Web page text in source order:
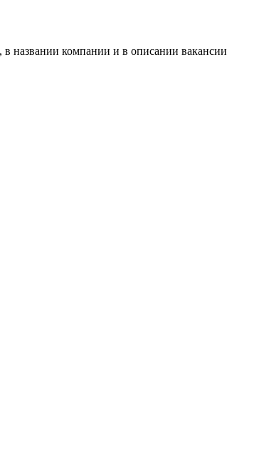
названии компании и в описании вакансии